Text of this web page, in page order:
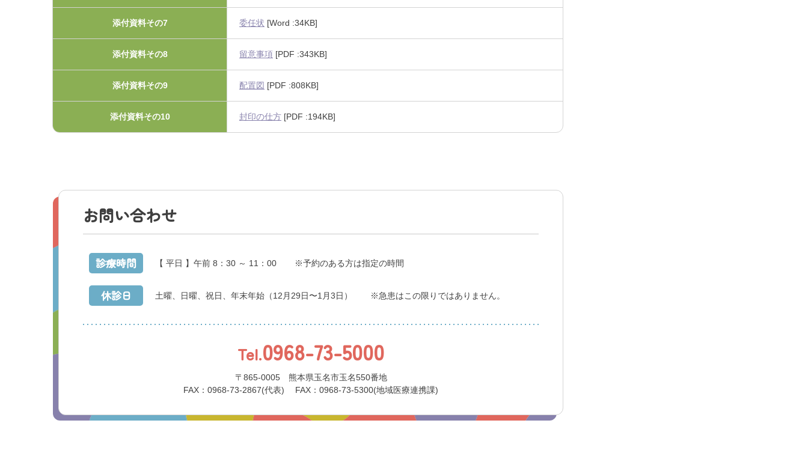
添付資料その7 委任状 [Word :34KB]
添付資料その8 留意事項 [PDF :343KB]
添付資料その9 配置図 [PDF :808KB]
添付資料その10 封印の仕方 [PDF :194KB]
お問い合わせ
診療時間 【 平日 】午前 8：30 ～ 11：00 ※予約のある方は指定の時間
休診日 土曜、日曜、祝日、年末年始 （12月29日〜1月3日） ※急患はこの限りではありません。
Tel.0968-73-5000
〒865-0005 熊本県玉名市玉名550番地
FAX：0968-73-2867(代表)
FAX：0968-73-5300(地域医療連携課)